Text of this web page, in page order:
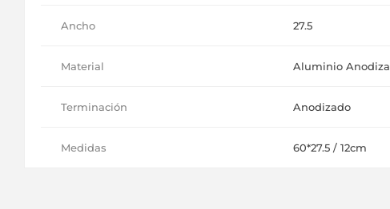
Ancho 27.5
Material Aluminio
Terminación Anodizado
Medidas 60*27.5 / 12cm